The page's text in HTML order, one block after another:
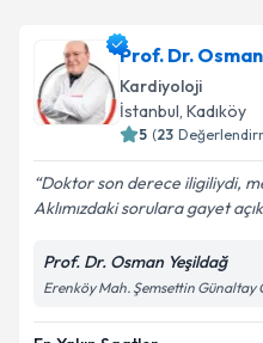
Prof. Dr.
Kardiyoloji
İstanbul, Kadıköy
5 (23
Doktor son derece iligiliydi,
Aklımızdaki sorulara gayet
Prof. Dr. Osman Yeşildağ
Erenköy Mah. Şemsettin Günaltay